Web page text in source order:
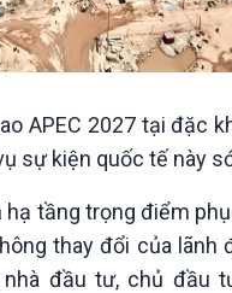
APEC 2027 tại đặc
sự kiện quốc tế này
tầng trọng điểm
thay đổi của
đầu tư, chủ đầu